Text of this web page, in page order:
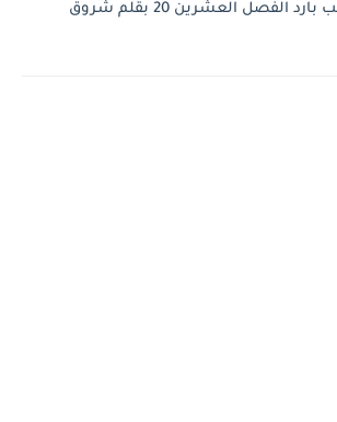
رواية رجفة قلب بارد الفصل العشرين 20 بقلم شروق